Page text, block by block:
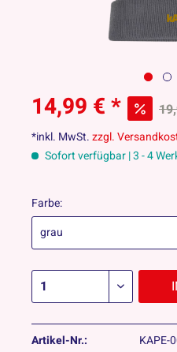
14,99 € *
*inkl. MwSt.zzgl.
Sofort verfügbar | 3 - 4
Farbe:
Artikel-Nr.:
KAPE-